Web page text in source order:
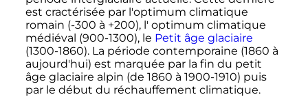
est cractérisée par l'optimum climatique
romain (-300 à +200), l' optimum climatique
médiéval (900-1300), le Petit âge glaciaire
(1300-1860). La période contemporaine (1860 à
aujourd'hui) est marquée par la fin du petit
âge glaciaire alpin (de 1860 à 1900-1910) puis
par le début du réchauffement climatique.